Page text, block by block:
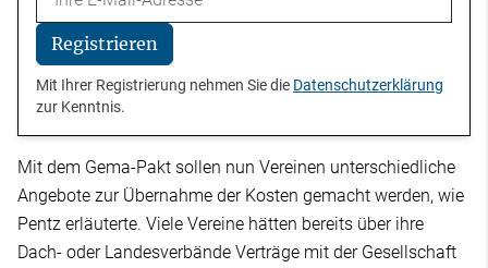
Registrieren
Mit Ihrer Registrierung nehmen Sie die Datenschutzerklärung
zur Kenntnis.
Mit dem Gema-Pakt sollen nun Vereinen unterschiedliche
Angebote zur Übernahme der Kosten gemacht werden, wie
Pentz erläuterte. Viele Vereine hätten bereits über ihre
Dach- oder Landesverbände Verträge mit der Gesellschaft